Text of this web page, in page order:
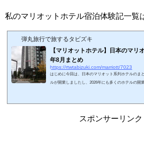
私のマリオットホテル宿泊体験記一覧
弾丸旅行で旅するタビズキ
【マリオットホテル】日本のマリ
年8月まとめ
https://rtwtabizuki.com/marriott/7023
はじめに今回は、日本のマリオット系列ホテルのま
ルが開業しましたし、2026年にも多くのホテルの開
供無料朝食会員ラウンジPlatina無料朝食北海道フェ
スポンサーリンク